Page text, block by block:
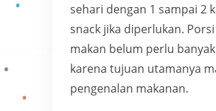
sehari dengan 1 sampai 2
snack jika diperlukan. Porsi
makan belum perlu banyak
karena tujuan utamanya
pengenalan makanan.